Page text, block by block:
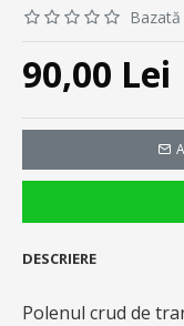
90,00 Lei
DESCRIERE
Polenul crud de